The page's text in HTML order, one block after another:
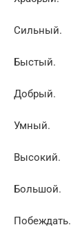
Сильный.
Быстый.
Добрый.
Умный.
Высокий.
Большой.
Побеждать.